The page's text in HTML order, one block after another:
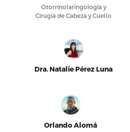
Otorrinolaringología y
Cirugía de Cabeza y Cuello
Dra. Natalie Pérez Luna
Orlando Alomá